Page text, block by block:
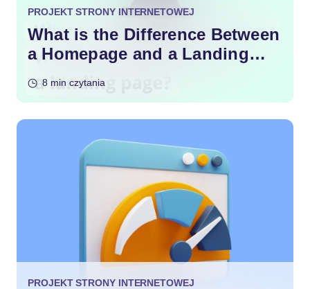
PROJEKT STRONY INTERNETOWEJ
What is the Difference Between
a Homepage and a Landing
8 min czytania
PROJEKT STRONY INTERNETOWEJ